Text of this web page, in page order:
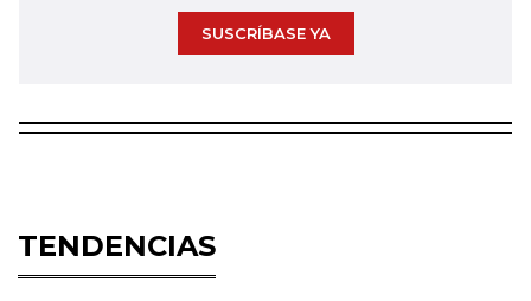
SUSCRÍBASE YA
TENDENCIAS